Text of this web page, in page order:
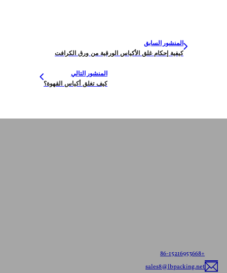
المنشور السابق
كيفية إحكام غلق الأكياس الورقية من ورق الكرافت
المنشور التالي
كيف تغلق أكياس القهوة؟
+86-15216953668
sales8@lbpacking.net